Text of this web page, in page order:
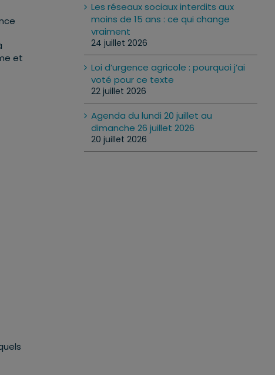
et
Les réseaux sociaux interdits aux
moins de 15 ans : ce qui change
vraiment
24 juillet 2026
Loi d’urgence agricole : pourquoi j’ai
voté pour ce texte
22 juillet 2026
Agenda du lundi 20 juillet au
dimanche 26 juillet 2026
20 juillet 2026